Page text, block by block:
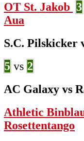
OT St. Jakob 3
Aua
S.C. Pilskicker
5 vs 2
AC Galaxy vs
Athletic
Rosettentango